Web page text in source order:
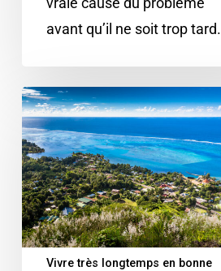
avant qu’il ne soit trop tard.
Vivre très longtemps en bonne